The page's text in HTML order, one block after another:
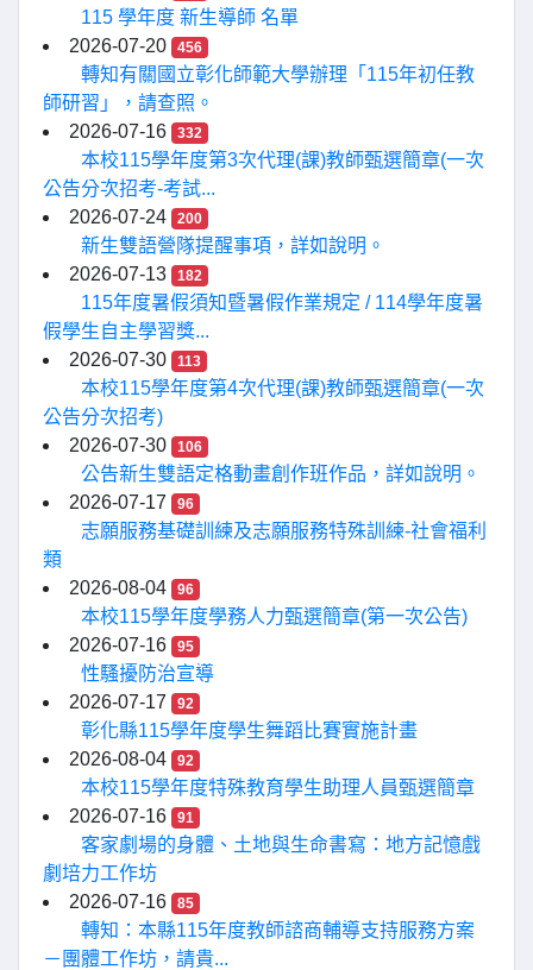
115 學年度 新生導師 名單
2026-07-20
456
轉知有關國立彰化師範大學辦理「115年初任教
師研習」，請查照。
2026-07-16
332
本校115學年度第3次代理(課)教師甄選簡章(一次
公告分次招考-考試...
2026-07-24
200
新生雙語營隊提醒事項，詳如說明。
2026-07-13
182
115年度暑假須知暨暑假作業規定 / 114學年度暑
假學生自主學習獎...
2026-07-30
113
本校115學年度第4次代理(課)教師甄選簡章(一次
公告分次招考)
2026-07-30
106
公告新生雙語定格動畫創作班作品，詳如說明。
2026-07-17
96
志願服務基礎訓練及志願服務特殊訓練-社會福利
類
2026-08-04
96
本校115學年度學務人力甄選簡章(第一次公告)
2026-07-16
95
性騷擾防治宣導
2026-07-17
92
彰化縣115學年度學生舞蹈比賽實施計畫
2026-08-04
92
本校115學年度特殊教育學生助理人員甄選簡章
2026-07-16
91
客家劇場的身體、土地與生命書寫：地方記憶戲
劇培力工作坊
2026-07-16
85
轉知：本縣115年度教師諮商輔導支持服務方案
－團體工作坊，請貴...